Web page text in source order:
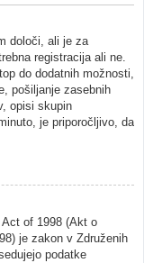
določi, ali je za
registracija ali ne.
do dodatnih možnosti,
pošiljanje zasebnih
opisi skupin
je priporočljivo, da
of 1998 (Akt o
je zakon v Združenih
podatke